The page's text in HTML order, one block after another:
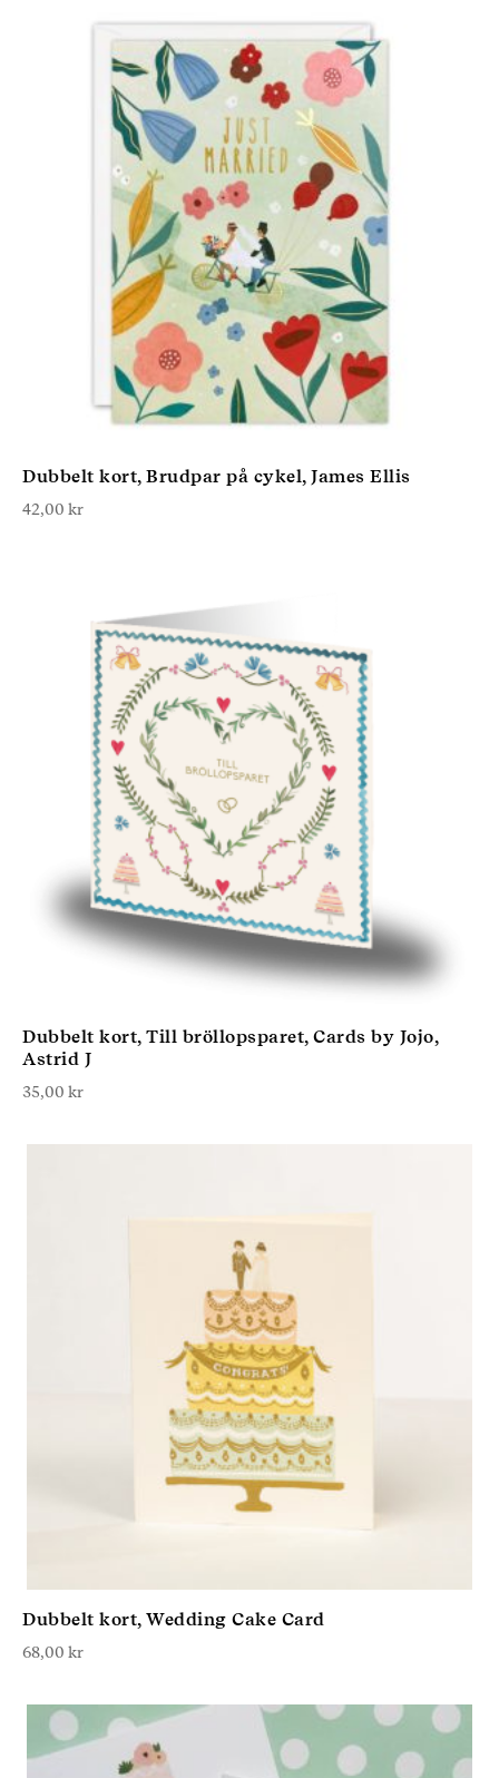
Dubbelt kort, Brudpar på cykel, James Ellis
42,00 kr
Dubbelt kort, Till bröllopsparet, Cards by Jojo,
Astrid J
35,00 kr
Dubbelt kort, Wedding Cake Card
68,00 kr